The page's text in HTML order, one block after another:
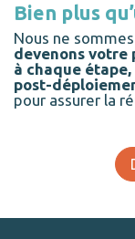
Bien plus
Nous ne
devenons votre
à chaque étape,
post-
pour assurer la